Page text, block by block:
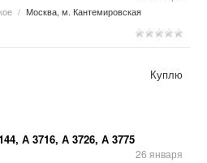
/ Москва, м. Кантемировская
А 3716, А 3726, А 3775
26 января
Куплю